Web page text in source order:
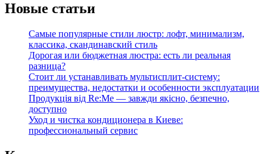
Новые статьи
Самые популярные стили люстр: лофт, минимализм,
классика, скандинавский стиль
Дорогая или бюджетная люстра: есть ли реальная
разница?
Стоит ли устанавливать мультисплит-систему:
преимущества, недостатки и особенности эксплуатации
Продукція від Re:Me — завжди якісно, безпечно,
доступно
Уход и чистка кондиционера в Киеве:
профессиональный сервис